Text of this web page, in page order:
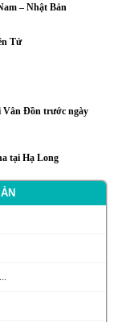
– Nhật Bản
Tử
Vân Đồn trước ngày
tại Hạ Long